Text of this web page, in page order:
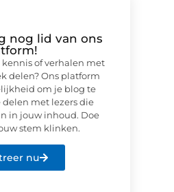
nog lid van ons
of verhalen met
delen? Ons platform
om je blog te
met lezers die
in jouw inhoud. Doe
stem klinken.
nu